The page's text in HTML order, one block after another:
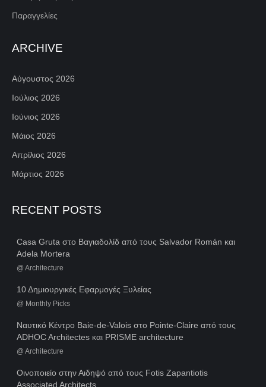
Παραγγελίες
ARCHIVE
Αύγουστος 2026
Ιούλιος 2026
Ιούνιος 2026
Μάιος 2026
Απρίλιος 2026
Μάρτιος 2026
RECENT POSTS
Casa Gruta στο Βαγιαδολίδ από τους Salvador Román και
Adela Mortera
@ Architecture
10 Δημιουργικές Εφαρμογές Ξυλείας
@ Monthly Picks
Ναυτικό Κέντρο Baie-de-Valois στο Pointe-Claire από τους
ADHOC Architectes και PRISME architecture
@ Architecture
Οινοποιείο στην Αιδηψό από τους Fotis Zapantiotis
Associated Architects